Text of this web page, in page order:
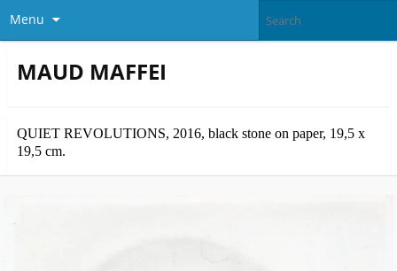
Menu
MAUD MAFFEI
QUIET REVOLUTIONS, 2016, black stone on paper, 19,5 x
19,5 cm.